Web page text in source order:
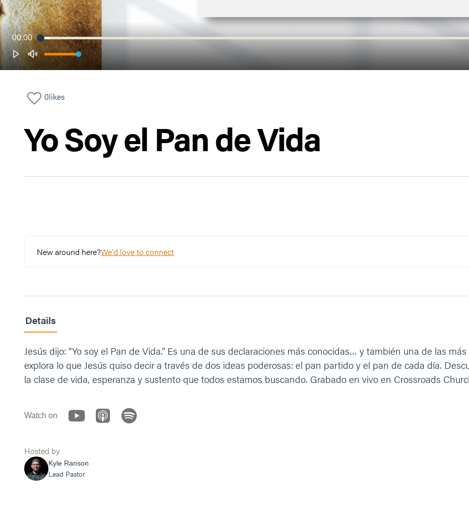
00:00
0likes
Yo Soy el Pan de Vida
New around here?We'd love to connect
Details
Jesús dijo: “Yo soy el Pan de Vida.” Es una de sus declaraciones más conocidas… y también una de las
explora lo que Jesús quiso decir a través de dos ideas poderosas: el pan partido y el pan de cada día.
la clase de vida, esperanza y sustento que todos estamos buscando. Grabado en vivo en Crossroads
Watch on
Hosted by
Kyle Ranson
Lead Pastor